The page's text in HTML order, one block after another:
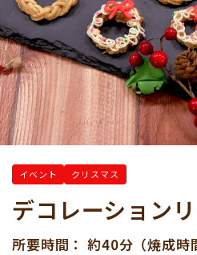
イベント クリスマス
デコレーション
所要時間： 約40分（焼成時